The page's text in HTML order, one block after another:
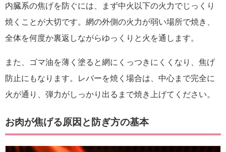
内臓系の焦げを防ぐには、まず中火以下の火力でじっくり
焼くことが大切です。網の外側の火力が弱い場所で焼き、
全体を何度か裏返しながらゆっくりと火を通します。
また、ゴマ油を薄く塗ると網にくっつきにくくなり、焦げ
防止にもなります。レバーを焼く場合は、中心まで完全に
火が通り、弾力がしっかり出るまで焼き上げてください。
お肉が焦げる原因と防ぎ方の基本